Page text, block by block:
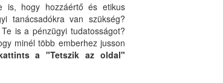
is, hogy hozzáértő és etikus
tanácsadókra van szükség?
is a pénzügyi tudatosságot?
minél több emberhez jusson
a "Tetszik az oldal"